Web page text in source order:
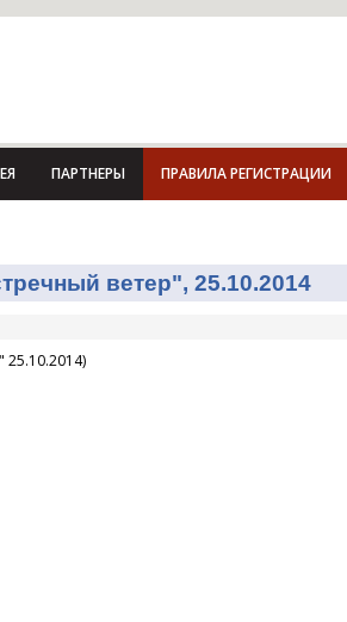
ПАРТНЕРЫ ПРАВИЛА РЕГИСТРАЦИИ
ветер", 25.10.2014
25.10.2014)